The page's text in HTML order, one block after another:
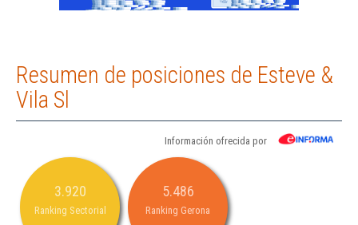
Resumen de posiciones de Esteve &
Vila Sl
Información ofrecida por
3.920
Ranking Sectorial
5.486
Ranking Gerona